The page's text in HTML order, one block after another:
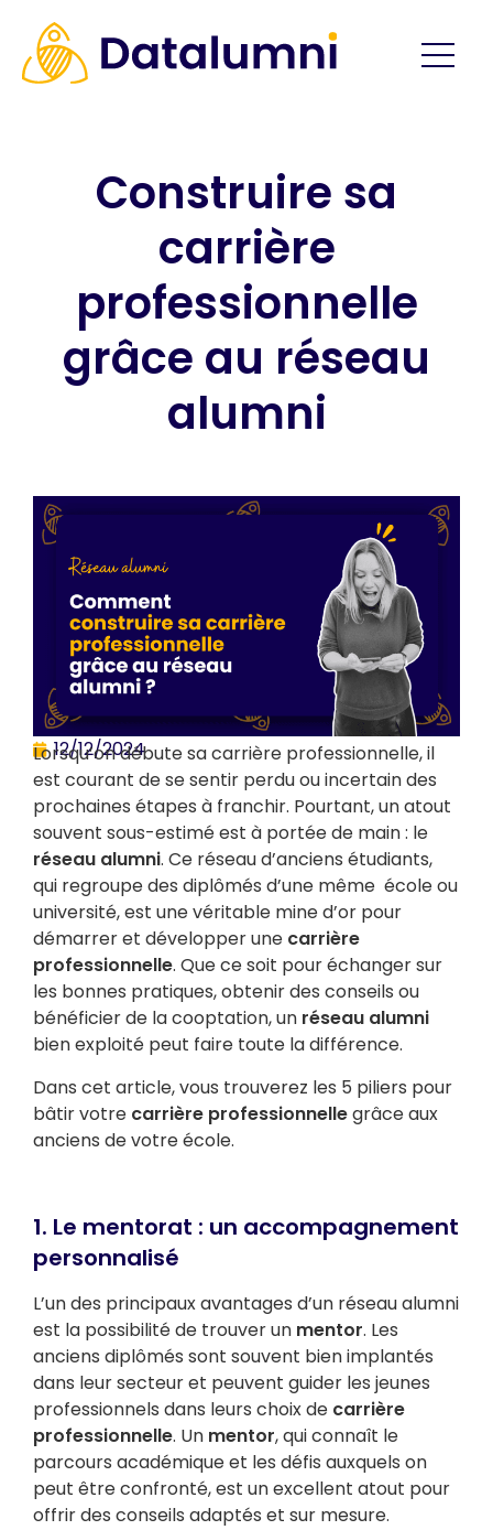
Construire sa
carrière
professionnelle
grâce au réseau
alumni
12/12/2024
Lorsqu’on débute sa carrière professionnelle, il
est courant de se sentir perdu ou incertain des
prochaines étapes à franchir. Pourtant, un atout
souvent sous-estimé est à portée de main : le
réseau alumni. Ce réseau d’anciens étudiants,
qui regroupe des diplômés d’une même école ou
université, est une véritable mine d’or pour
démarrer et développer une carrière
professionnelle. Que ce soit pour échanger sur
les bonnes pratiques, obtenir des conseils ou
bénéficier de la cooptation, un réseau alumni
bien exploité peut faire toute la différence.
Dans cet article, vous trouverez les 5 piliers pour
bâtir votre carrière professionnellegrâce aux
anciens de votre école.
1. Le mentorat : un accompagnement
personnalisé
L’un des principaux avantages d’un réseau alumni
est la possibilité de trouver un mentor. Les
anciens diplômés sont souvent bien implantés
dans leur secteur et peuvent guider les jeunes
professionnels dans leurs choix de carrière
professionnelle. Un mentor, qui connaît le
parcours académique et les défis auxquels on
peut être confronté, est un excellent atout pour
offrir des conseils adaptés et sur mesure.